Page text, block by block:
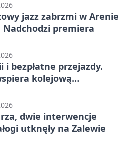
jazz zabrzmi w Arenie
Nadchodzi premiera
i bezpłatne przejazdy.
kolejową
dwie interwencje
utknęły na Zalewie